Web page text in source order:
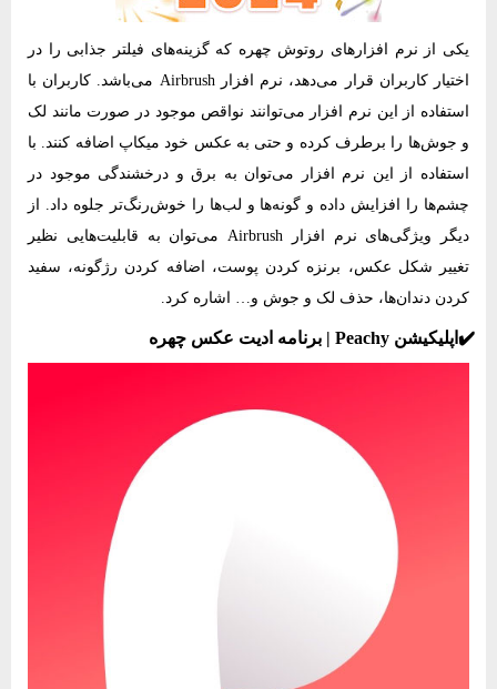
یکی از نرم‌ افزارهای روتوش چهره که گزینه‌های فیلتر جذابی را در
اختیار کاربران قرار می‌دهد، نرم‌ افزار Airbrush می‌باشد. کاربران با
استفاده از این نرم‌ افزار می‌توانند نواقص موجود در صورت مانند لک
و جوش‌ها را برطرف کرده و حتی به عکس خود میکاپ اضافه کنند. با
استفاده از این نرم‌ افزار می‌توان به برق و درخشندگی موجود در
چشم‌ها را افزایش داده و گونه‌ها و لب‌ها را خوش‌رنگ‌تر جلوه داد. از
دیگر ویژگی‌های نرم‌ افزار Airbrush می‌توان به قابلیت‌هایی نظیر
تغییر شکل عکس، برنزه کردن پوست، اضافه کردن رژگونه، سفید
کردن دندان‌ها، حذف لک و جوش و… اشاره کرد.
✔️اپلیکیشن Peachy | برنامه ادیت عکس چهره